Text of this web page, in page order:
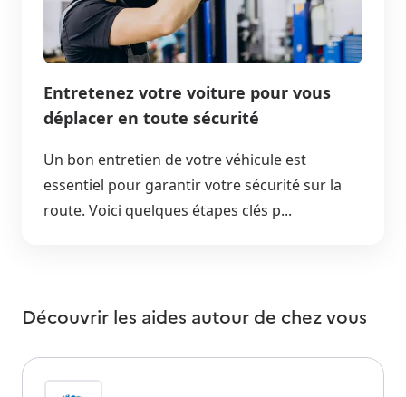
Entretenez votre voiture pour vous
déplacer en toute sécurité
Un bon entretien de votre véhicule est
essentiel pour garantir votre sécurité sur la
route. Voici quelques étapes clés p...
Découvrir les aides autour de chez vous